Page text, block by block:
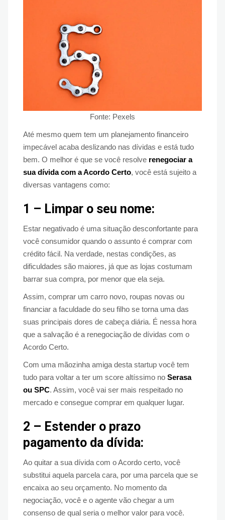
Fonte: Pexels
Até mesmo quem tem um planejamento financeiro
impecável acaba deslizando nas dívidas e está tudo
bem. O melhor é que se você resolve renegociar a
sua dívida com a Acordo Certo, você está sujeito a
diversas vantagens como:
1 – Limpar o seu nome:
Estar negativado é uma situação desconfortante para
você consumidor quando o assunto é comprar com
crédito fácil. Na verdade, nestas condições, as
dificuldades são maiores, já que as lojas costumam
barrar sua compra, por menor que ela seja.
Assim, comprar um carro novo, roupas novas ou
financiar a faculdade do seu filho se torna uma das
suas principais dores de cabeça diária. É nessa hora
que a salvação é a renegociação de dívidas com o
Acordo Certo.
Com uma mãozinha amiga desta startup você tem
tudo para voltar a ter um score altíssimo no Serasa
ou SPC. Assim, você vai ser mais respeitado no
mercado e consegue comprar em qualquer lugar.
2 – Estender o prazo
pagamento da dívida:
Ao quitar a sua dívida com o Acordo certo, você
substitui aquela parcela cara, por uma parcela que se
encaixa ao seu orçamento. No momento da
negociação, você e o agente vão chegar a um
consenso de qual seria o melhor valor para você.